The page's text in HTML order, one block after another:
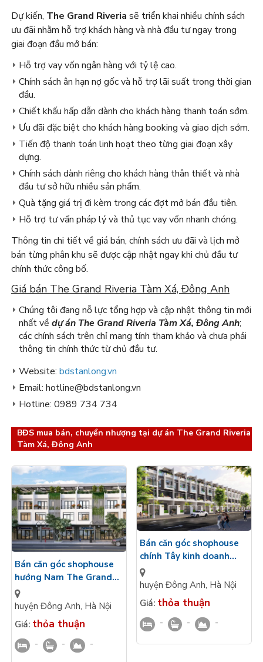
Dự kiến, The Grand Riveria sẽ triển khai nhiều chính sách
ưu đãi nhằm hỗ trợ khách hàng và nhà đầu tư ngay trong
giai đoạn đầu mở bán:
Hỗ trợ vay vốn ngân hàng với tỷ lệ cao.
Chính sách ân hạn nợ gốc và hỗ trợ lãi suất trong thời gian
đầu.
Chiết khấu hấp dẫn dành cho khách hàng thanh toán sớm.
Ưu đãi đặc biệt cho khách hàng booking và giao dịch sớm.
Tiến độ thanh toán linh hoạt theo từng giai đoạn xây
dựng.
Chính sách dành riêng cho khách hàng thân thiết và nhà
đầu tư sở hữu nhiều sản phẩm.
Quà tặng giá trị đi kèm trong các đợt mở bán đầu tiên.
Hỗ trợ tư vấn pháp lý và thủ tục vay vốn nhanh chóng.
Thông tin chi tiết về giá bán, chính sách ưu đãi và lịch mở
bán từng phân khu sẽ được cập nhật ngay khi chủ đầu tư
chính thức công bố.
Giá bán The Grand Riveria Tàm Xá, Đông Anh
Chúng tôi đang nỗ lực tổng hợp và cập nhật thông tin mới
nhất về dự án The Grand Riveria Tàm Xá, Đông Anh;
các chính sách trên chỉ mang tính tham khảo và chưa phải
thông tin chính thức từ chủ đầu tư.
Website: bdstanlong.vn
Email: hotline@bdstanlong.vn
Hotline: 0989 734 734
BĐS mua bán, chuyển nhượng tại dự án The Grand Riveria
Tàm Xá, Đông Anh
Bán căn góc shophouse
hướng Nam The Grand
Riveria Tàm Xá, Đông
Anh mặt tiền 4m gần
huyện Đông Anh, Hà Nội
Giá: thỏa thuận
- - -
Bán căn góc shophouse
chính Tây kinh doanh
thuận lợi 4 tầng mặt tiền
5m The Grand Riveria
huyện Đông Anh, Hà Nội
Giá: thỏa thuận
- - -